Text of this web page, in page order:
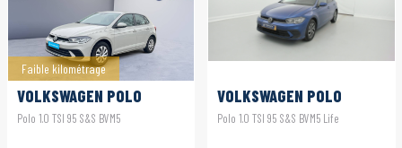
Faible kilométrage
VOLKSWAGEN POLO
Polo 1.0 TSI 95 S&S BVM5
VOLKSWAGEN POLO
Polo 1.0 TSI 95 S&S BVM5 Life